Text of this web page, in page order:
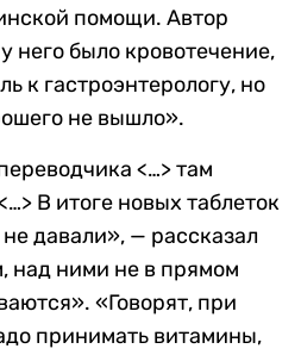
помощи. Автор
него было кровотечение,
к гастроэнтерологу, но
не вышло».
<…> там
В итоге новых таблеток
давали», — рассказал
над ними не в прямом
«Говорят, при
принимать витамины,